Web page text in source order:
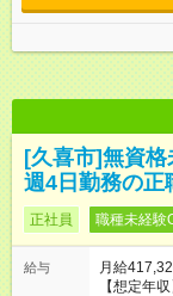
[久喜市]無資
週4日勤務の正
正社員 職種未経験
給与
月給
【想定年